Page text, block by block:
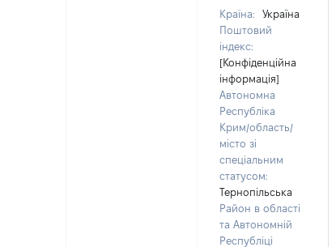
Країна:
Україна
Поштовий
індекс:
[Конфіденційна
інформація]
Автономна
Республіка
Крим/область/
місто зі
спеціальним
статусом:
Тернопільська
Район в області
та Автономній
Республіці